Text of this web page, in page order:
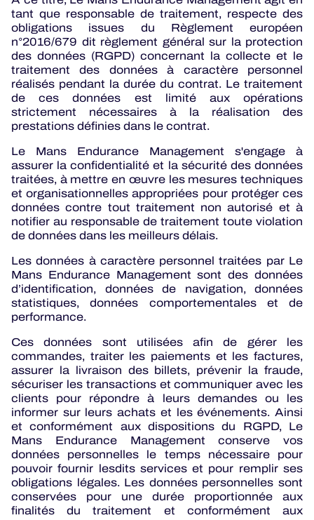
tant que responsable de traitement, respecte des
obligations issues du Règlement européen
n°2016/679 dit règlement général sur la protection
des données (RGPD) concernant la collecte et le
traitement des données à caractère personnel
réalisés pendant la durée du contrat. Le traitement
de ces données est limité aux opérations
strictement nécessaires à la réalisation des
prestations définies dans le contrat.
Le Mans Endurance Management s'engage à
assurer la confidentialité et la sécurité des données
traitées, à mettre en œuvre les mesures techniques
et organisationnelles appropriées pour protéger ces
données contre tout traitement non autorisé et à
notifier au responsable de traitement toute violation
de données dans les meilleurs délais.
Les données à caractère personnel traitées par Le
Mans Endurance Management sont des données
d’identification, données de navigation, données
statistiques, données comportementales et de
performance.
Ces données sont utilisées afin de gérer les
commandes, traiter les paiements et les factures,
assurer la livraison des billets, prévenir la fraude,
sécuriser les transactions et communiquer avec les
clients pour répondre à leurs demandes ou les
informer sur leurs achats et les événements. Ainsi
et conformément aux dispositions du RGPD, Le
Mans Endurance Management conserve vos
données personnelles le temps nécessaire pour
pouvoir fournir lesdits services et pour remplir ses
obligations légales. Les données personnelles sont
conservées pour une durée proportionnée aux
finalités du traitement et conformément aux